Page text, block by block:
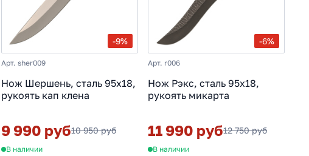
-9%
Арт. sher009
Нож Шершень, сталь 95х18,
рукоять кап клена
9 990 руб10 950 руб
В наличии
-6%
Арт. r006
Нож Рэкс, сталь 95х18,
рукоять микарта
11 990 руб12 750 руб
В наличии